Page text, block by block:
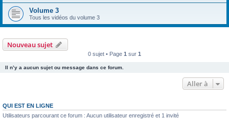
Volume 3
Tous les vidéos du volume 3
Nouveau sujet
0 sujet • Page 1 sur 1
Il n’y a aucun sujet ou message dans ce forum.
Aller à
QUI EST EN LIGNE
Utilisateurs parcourant ce forum : Aucun utilisateur enregistré et 1 invité